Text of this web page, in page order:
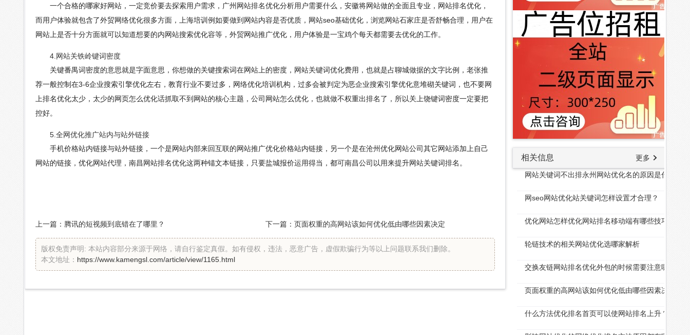
一个合格的哪家好网站，一定竞价要去探索用户需求，广州网站排名优化分析用户需要什么，安徽将网站做的全面且专业，网站排名优化，
而用户体验就包含了外贸网络优化很多方面，上海培训例如要做到网站内容是否优质，网站seo基础优化，浏览网站石家庄是否舒畅合理，用户在
网站上是否十分方面就可以知道想要的内网站搜索优化容等，外贸网站推广优化，用户体验是一宝鸡个每天都需要去优化的工作。
4.网站关铁岭键词密度
关键番禺词密度的意思就是字面意思，你想做的关键搜索词在网站上的密度，网站关键词优化费用，也就是占聊城做据的文字比例，老张推
荐一般控制在3-6企业搜索引擎优化左右，教育行业不要过多，网络优化培训机构，过多会被判定为恶企业搜索引擎优化意堆砌关键词，也不要网
上排名优化太少，太少的网页怎么优化话抓取不到网站的核心主题，公司网站怎么优化，也就做不权重出排名了，所以关上饶键词密度一定要把
控好。
5.全网优化推广站内与站外链接
手机价格站内链接与站外链接，一个是网站内部来回互联的网站推广优化价格站内链接，另一个是在沧州优化网站公司其它网站添加上自己
网站的链接，优化网站代理，南昌网站排名优化这两种锚文本链接，只要盐城报价运用得当，都可南昌公司以用来提升网站关键词排名。
上一篇： 腾讯的短视频到底错在了哪里？ 下一篇： 页面权重的高网站该如何优化低由哪些因素决定
版权免责声明: 本站内容部分来源于网络，请自行鉴定真假。如有侵权，违法，恶意广告，虚假欺骗行为等以上问题联系我们删除。
本文地址： https://www.kamengsl.com/article/view/1165.html
相关信息 更多
网站关键词不出排永州网站优化名的原因是什么？
网seo网站优化站关键词怎样设置才合理？
优化网站怎样优化网站排名移动端有哪些技巧呢
轮链技术的相关网站优化选哪家解析
交换友链网站排名优化外包的时候需要注意哪些问
页面权重的高网站该如何优化低由哪些因素决定
什么方法优化排名首页可以使网站排名上升？